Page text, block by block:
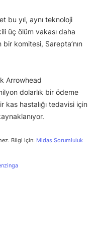
bu yıl, aynı teknoloji
üç ölüm vakası daha
bir komitesi, Sarepta’nın
Arrowhead
dolarlık bir ödeme
kas hastalığı tedavisi için
Bilgi için: Midas Sorumluluk